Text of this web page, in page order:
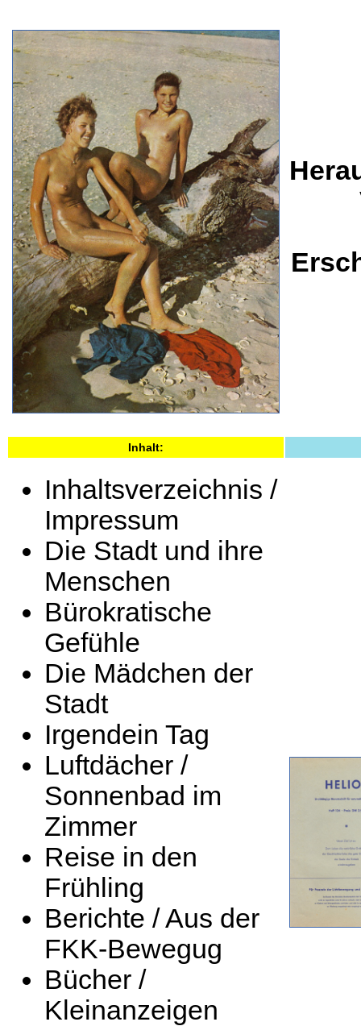
Inhalt:
Inhaltsverzeichnis /
Impressum
Die Stadt und ihre
Menschen
Bürokratische
Gefühle
Die Mädchen der
Stadt
Irgendein Tag
Luftdächer /
Sonnenbad im
Zimmer
Reise in den
Frühling
Berichte / Aus der
FKK-Bewegug
Bücher /
Kleinanzeigen